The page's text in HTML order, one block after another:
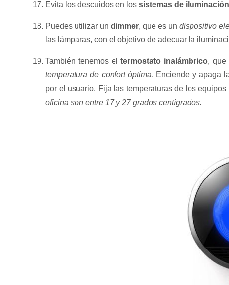
Evita los descuidos en los sistemas de
Puedes utilizar un dimmer, que es un dispositivo
las lámparas, con el objetivo de adecuar la
También tenemos eltermostato inalámbrico, que
temperatura de confort óptima. Enciende y apaga
por el usuario. Fija las temperaturas de los
oficina son entre 17 y 27 grados centígrados.